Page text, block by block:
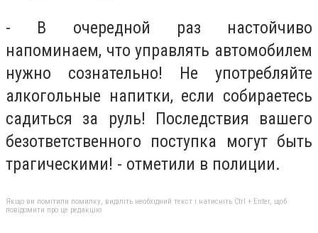
- В очередной раз настойчиво
напоминаем, что управлять автомобилем
нужно сознательно! Не употребляйте
алкогольные напитки, если собираетесь
садиться за руль! Последствия вашего
безответственного поступка могут быть
трагическими! - отметили в полиции.
Якщо ви помітили помилку, виділіть необхідний текст і натисніть Ctrl + Enter, щоб
повідомити про це редакцію